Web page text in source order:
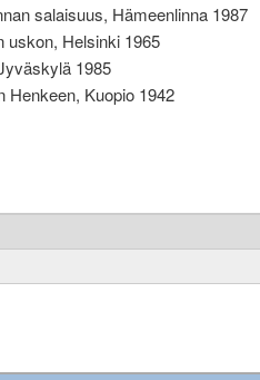
salaisuus, Hämeenlinna 1987
uskon, Helsinki 1965
1985
Henkeen, Kuopio 1942